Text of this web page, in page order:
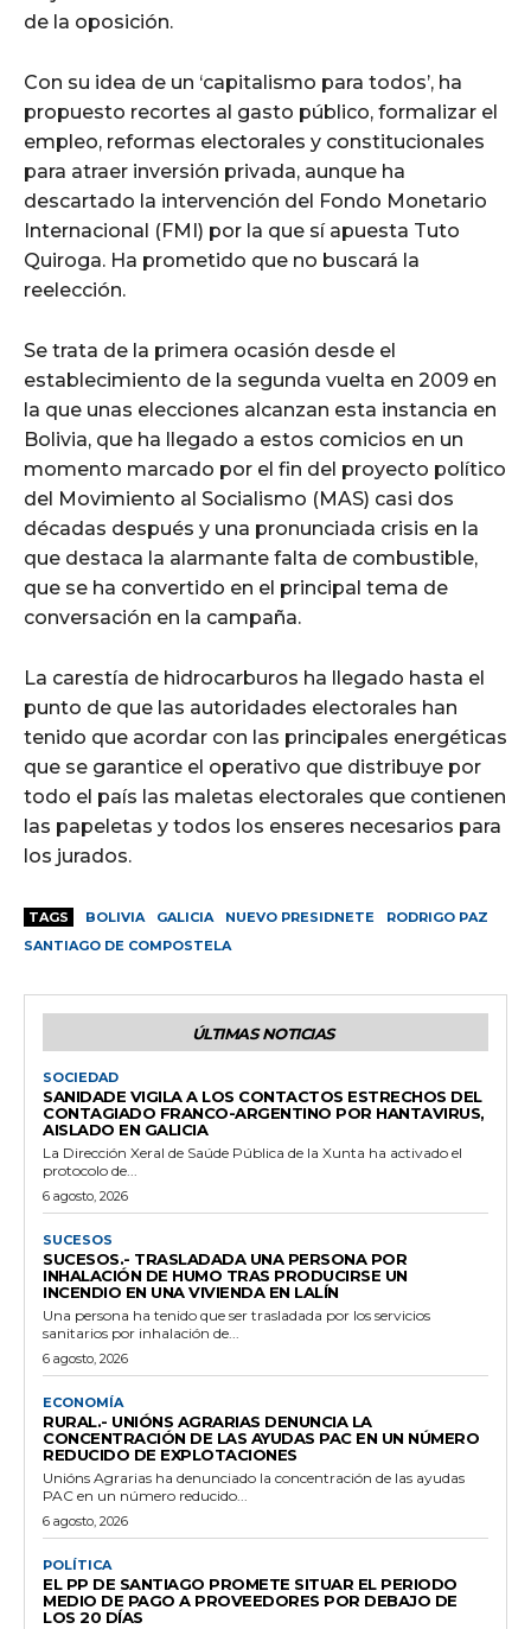
de la oposición.
Con su idea de un ‘capitalismo para todos’, ha
propuesto recortes al gasto público, formalizar el
empleo, reformas electorales y constitucionales
para atraer inversión privada, aunque ha
descartado la intervención del Fondo Monetario
Internacional (FMI) por la que sí apuesta Tuto
Quiroga. Ha prometido que no buscará la
reelección.
Se trata de la primera ocasión desde el
establecimiento de la segunda vuelta en 2009 en
la que unas elecciones alcanzan esta instancia en
Bolivia, que ha llegado a estos comicios en un
momento marcado por el fin del proyecto político
del Movimiento al Socialismo (MAS) casi dos
décadas después y una pronunciada crisis en la
que destaca la alarmante falta de combustible,
que se ha convertido en el principal tema de
conversación en la campaña.
La carestía de hidrocarburos ha llegado hasta el
punto de que las autoridades electorales han
tenido que acordar con las principales energéticas
que se garantice el operativo que distribuye por
todo el país las maletas electorales que contienen
las papeletas y todos los enseres necesarios para
los jurados.
TAGS BOLIVIA GALICIA NUEVO PRESIDNETE
RODRIGO PAZ
SANTIAGO DE COMPOSTELA
ÚLTIMAS NOTICIAS
SOCIEDAD
SANIDADE VIGILA A LOS CONTACTOS ESTRECHOS DEL
CONTAGIADO FRANCO-ARGENTINO POR HANTAVIRUS,
AISLADO EN GALICIA
La Dirección Xeral de Saúde Pública de la Xunta ha activado el
protocolo de...
6 agosto, 2026
SUCESOS
SUCESOS.- TRASLADADA UNA PERSONA POR
INHALACIÓN DE HUMO TRAS PRODUCIRSE UN
INCENDIO EN UNA VIVIENDA EN LALÍN
Una persona ha tenido que ser trasladada por los servicios
sanitarios por inhalación de...
6 agosto, 2026
ECONOMÍA
RURAL.- UNIÓNS AGRARIAS DENUNCIA LA
CONCENTRACIÓN DE LAS AYUDAS PAC EN UN NÚMERO
REDUCIDO DE EXPLOTACIONES
Unións Agrarias ha denunciado la concentración de las ayudas
PAC en un número reducido...
6 agosto, 2026
POLÍTICA
EL PP DE SANTIAGO PROMETE SITUAR EL PERIODO
MEDIO DE PAGO A PROVEEDORES POR DEBAJO DE
LOS 20 DÍAS